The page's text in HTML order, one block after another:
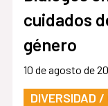
cuidados
género
10 de agosto de
DIVERSIDAD /